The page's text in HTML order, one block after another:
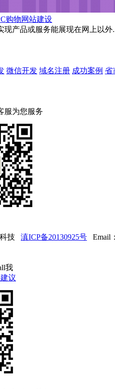
购物网站建设
现产品或服务能展现在网上以外
微信开发 域名注册 成功案例 省
服为您服务
技 滇ICP备20130925号 Email
我
议